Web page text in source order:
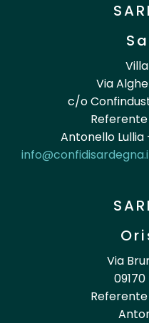
Via
c/o
Antonello Lullia
Via